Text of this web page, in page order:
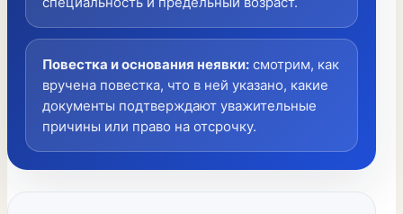
Повестка и основания неявки: смотрим, как
вручена повестка, что в ней указано, какие
документы подтверждают уважительные
причины или право на отсрочку.